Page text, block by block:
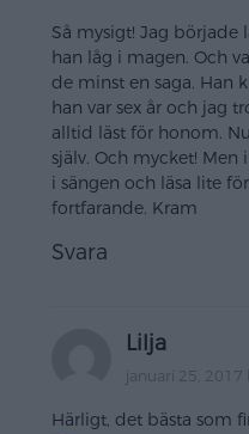
Så mysigt! Jag började
han låg i magen. Och
de minst en saga. Han
han var sex år och jag
alltid läst för honom.
själv. Och mycket!
i sängen och läsa lite
fortfarande. Kram
Svara
Lilja
januari 25,
Härligt, det bästa som